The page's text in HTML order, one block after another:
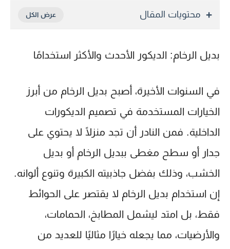
محتويات المقال
بديل الرخام: الديكور الأحدث والأكثر استخدامًا
في السنوات الأخيرة، أصبح بديل الرخام من أبرز
الخيارات المستخدمة في تصميم الديكورات
الداخلية. فمن النادر أن تجد منزلًا لا يحتوي على
جدار أو سطح مغطى ببديل الرخام أو بديل
الخشب، وذلك بفضل جاذبيته الكبيرة وتنوع ألوانه.
إن استخدام بديل الرخام لا يقتصر على الحوائط
فقط، بل امتد ليشمل المطابخ، الحمامات،
والأرضيات، مما يجعله خيارًا مثاليًا للعديد من